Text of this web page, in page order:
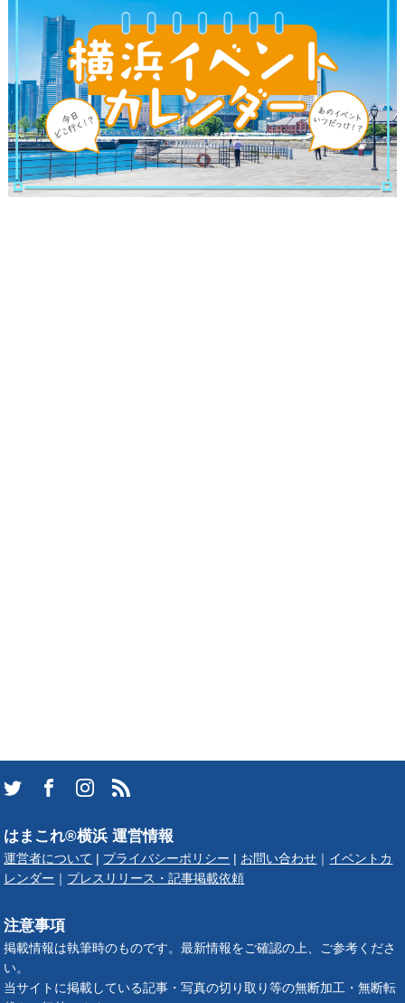
はまこれ®横浜 運営情報
運営者について プライバシーポリシー お問い合わせ
イベントカ
レンダー
プレスリリース・記事掲載依頼
注意事項
掲載情報は執筆時のものです。最新情報をご確認の上、ご参考くださ
い。
当サイトに掲載している記事・写真の切り取り等の無断加工・無断転